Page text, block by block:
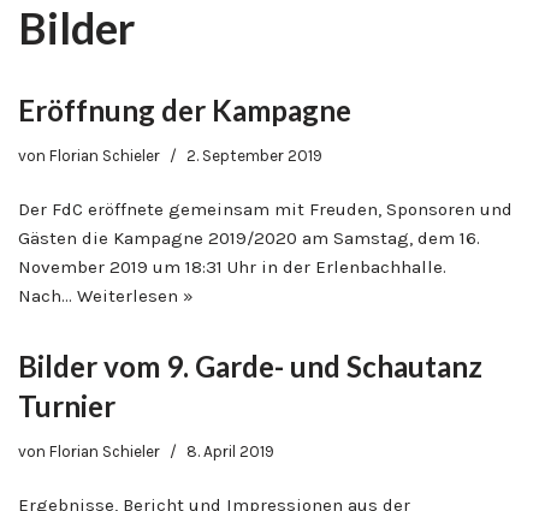
Bilder
Eröffnung der Kampagne
von Florian Schieler 2. September 2019
Der FdC eröffnete gemeinsam mit Freuden, Sponsoren und
Gästen die Kampagne 2019/2020 am Samstag, dem 16.
November 2019 um 18:31 Uhr in der Erlenbachhalle.
Nach… Weiterlesen »
Bilder vom 9. Garde- und Schautanz
Turnier
von Florian Schieler 8. April 2019
Ergebnisse, Bericht und Impressionen aus der